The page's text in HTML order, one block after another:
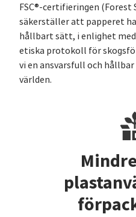
FSC®-certifieringen (Forest
säkerställer att papperet
hållbart sätt, i enlighet
etiska protokoll för
vi en ansvarsfull och
världen.